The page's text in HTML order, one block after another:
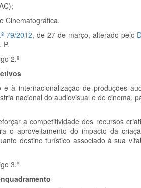
Cinematográfica.
79/2012, de 27 de março, alterado pelo
P.
2.º
à internacionalização de produções
nacional do audiovisual e do cinema,
a competitividade dos recursos
o aproveitamento do impacto da
destino turístico associado à sua
3.º